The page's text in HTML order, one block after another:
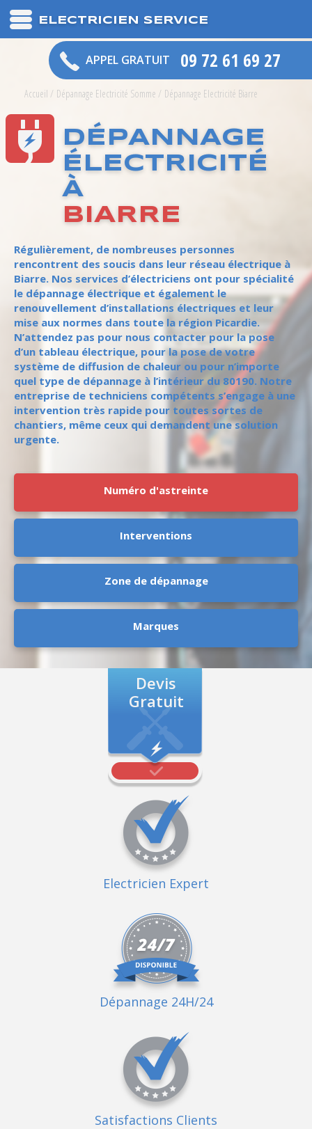
ELECTRICIEN SERVICE
APPEL GRATUIT 09 72 61 69 27
Accueil / Dépannage Electricité Somme / Dépannage Electricité Biarre
DÉPANNAGE
ÉLECTRICITÉ
À
BIARRE
Régulièrement, de nombreuses personnes
rencontrent des soucis dans leur réseau électrique à
Biarre. Nos services d’électriciens ont pour spécialité
le dépannage électrique et également le
renouvellement d’installations électriques et leur
mise aux normes dans toute la région Picardie.
N’attendez pas pour nous contacter pour la pose
d’un tableau électrique, pour la pose de votre
système de diffusion de chaleur ou pour n’importe
quel type de dépannage à l’intérieur du 80190. Notre
entreprise de techniciens compétents s’engage à une
intervention très rapide pour toutes sortes de
chantiers, même ceux qui demandent une solution
urgente.
Numéro d'astreinte
Interventions
Zone de dépannage
Marques
Devis
Gratuit
Electricien Expert
Dépannage 24H/24
Satisfactions Clients